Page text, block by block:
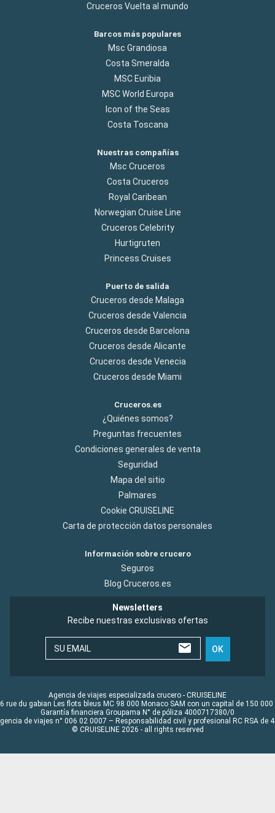
Cruceros Vuelta al mundo
Barcos más populares
Msc Grandiosa
Costa Smeralda
MSC Euribia
MSC World Europa
Icon of the Seas
Costa Toscana
Nuestras compañías
Msc Cruceros
Costa Cruceros
Royal Caribean
Norwegian Cruise Line
Cruceros Celebrity
Hurtigruten
Princess Cruises
Puerto de salida
Cruceros desde Malaga
Cruceros desde Valencia
Cruceros desde Barcelona
Cruceros desde Alicante
Cruceros desde Venecia
Cruceros desde Miami
Cruceros.es
¿Quiénes somos?
Preguntas frecuentes
Condiciones generales de venta
Seguridad
Mapa del sitio
Palmares
Cookie CRUISELINE
Carta de protección datos personales
Información sobre crucero
Seguros
Blog Cruceros.es
Newsletters
Recibe nuestras exclusivas ofertas
SU EMAIL OK
Agencia de viajes especializada crucero - CRUISELINE
rue du gabian Les flots bleus MC 98 000 Monaco SAM con un capital de 150 000
Garantía financiera Groupama N° de póliza 4000717380/0
de viajes n° 006 02 0007 – Responsabilidad civil y profesional RC RSA de
© CRUISELINE 2026 - all rights reserved